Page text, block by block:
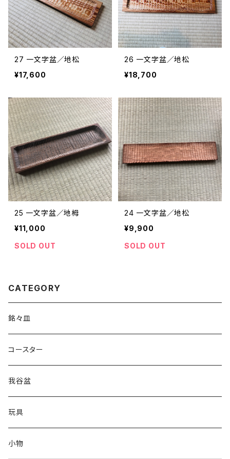
27 一文字盆／地松
¥17,600
26 一文字盆／地松
¥18,700
25 一文字盆／地栂
¥11,000
SOLD OUT
24 一文字盆／地松
¥9,900
SOLD OUT
CATEGORY
銘々皿
コースター
我谷盆
玩具
小物